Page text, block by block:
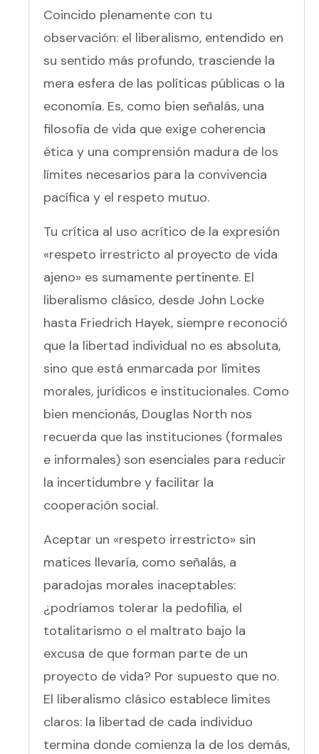
Coincido plenamente con tu
observación: el liberalismo, entendido en
su sentido más profundo, trasciende la
mera esfera de las políticas públicas o la
economía. Es, como bien señalás, una
filosofía de vida que exige coherencia
ética y una comprensión madura de los
límites necesarios para la convivencia
pacífica y el respeto mutuo.
Tu crítica al uso acrítico de la expresión
«respeto irrestricto al proyecto de vida
ajeno» es sumamente pertinente. El
liberalismo clásico, desde John Locke
hasta Friedrich Hayek, siempre reconoció
que la libertad individual no es absoluta,
sino que está enmarcada por límites
morales, jurídicos e institucionales. Como
bien mencionás, Douglas North nos
recuerda que las instituciones (formales
e informales) son esenciales para reducir
la incertidumbre y facilitar la
cooperación social.
Aceptar un «respeto irrestricto» sin
matices llevaría, como señalás, a
paradojas morales inaceptables:
¿podríamos tolerar la pedofilia, el
totalitarismo o el maltrato bajo la
excusa de que forman parte de un
proyecto de vida? Por supuesto que no.
El liberalismo clásico establece límites
claros: la libertad de cada individuo
termina donde comienza la de los demás,